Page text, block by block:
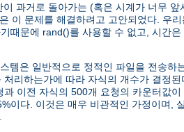
과거로 돌아가는 (혹은 시계가 너무
이 문제를 해결하려고 고안되었다. 우
때문에 rand()를 사용할 수 없고, 시간
은 일반적으로 정적인 파일을 전송하
리하는가에 따라 자식의 개수가 결정
이전 자식의 500개 요청의 카운터값
다. 이것은 매우 비관적인 가정이며,